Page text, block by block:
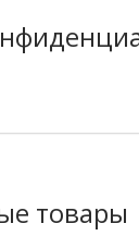
товары